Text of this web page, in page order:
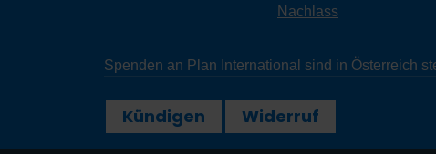
Nachlass
Spenden an Plan International sind in Österreich
Kündigen Widerruf